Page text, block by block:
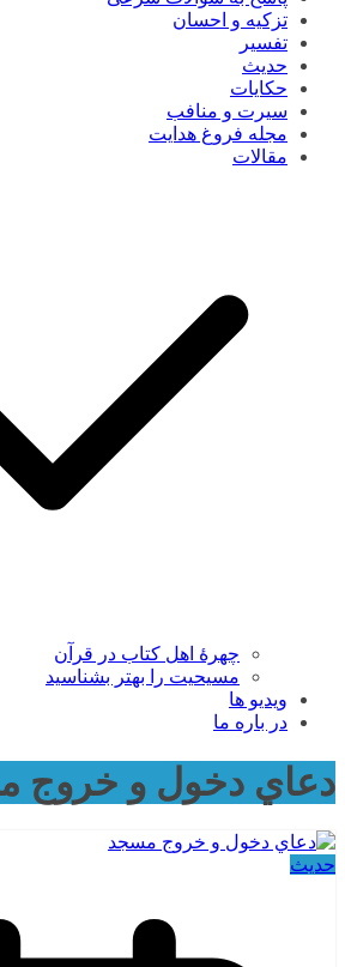
تزکیه و احسان
تفسیر
حدیث
حکایات
سیرت و منافب
مجله فروغ هدایت
مقالات
چهرۀ اهل کتاب در قرآن
مسیحیت را بهتر بشناسید
ویدیو ها
در باره ما
دعاي دخول و خروج
حدیث